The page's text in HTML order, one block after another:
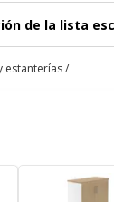
de la lista
estanterías